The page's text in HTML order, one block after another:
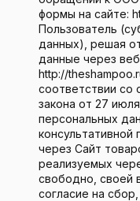
формы на сайте:
Пользователь
данных), решая
данные через
http://
соответствии со
закона от 27
персональных
через Сайт
реализуемых
свободно, своей
согласие на